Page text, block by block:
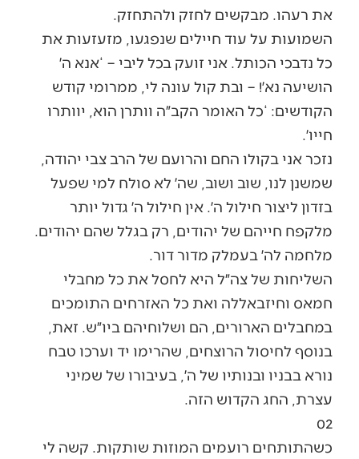
את רעהו. מבקשים לחזק ולהתחזק.
השמועות על עוד חיילים שנפגעו, מזעזעות את
כל נדבכי הכותל. אני זועק בכל ליבי – ‘אנא ה׳
הושיעה נא׳! – ובת קול עונה לי, ממרומי קודש
הקודשים: ‘כל האומר הקב״ה וותרן הוא, יוותרו
חייו׳.
נזכר אני בקולו החם והרועם של הרב צבי יהודה,
שמשנן לנו, שוב ושוב, שה׳ לא סולח למי שפעל
בזדון ליצור חילול ה׳. אין חילול ה׳ גדול יותר
מלקפח חייהם של יהודים, רק בגלל שהם יהודים.
מלחמה לה׳ בעמלק מדור דור.
השליחות של צה״ל היא לחסל את כל מחבלי
חמאס וחיזבאללה ואת כל האזרחים התומכים
במחבלים הארורים, הם ושלוחיהם ביו״ש. זאת,
בנוסף לחיסול הרוצחים, שהרימו יד וערכו טבח
נורא בבניו ובנותיו של ה׳, בעיבורו של שמיני
עצרת, החג הקדוש הזה.
02
כשהתותחים רועמים המוזות שותקות. קשה לי